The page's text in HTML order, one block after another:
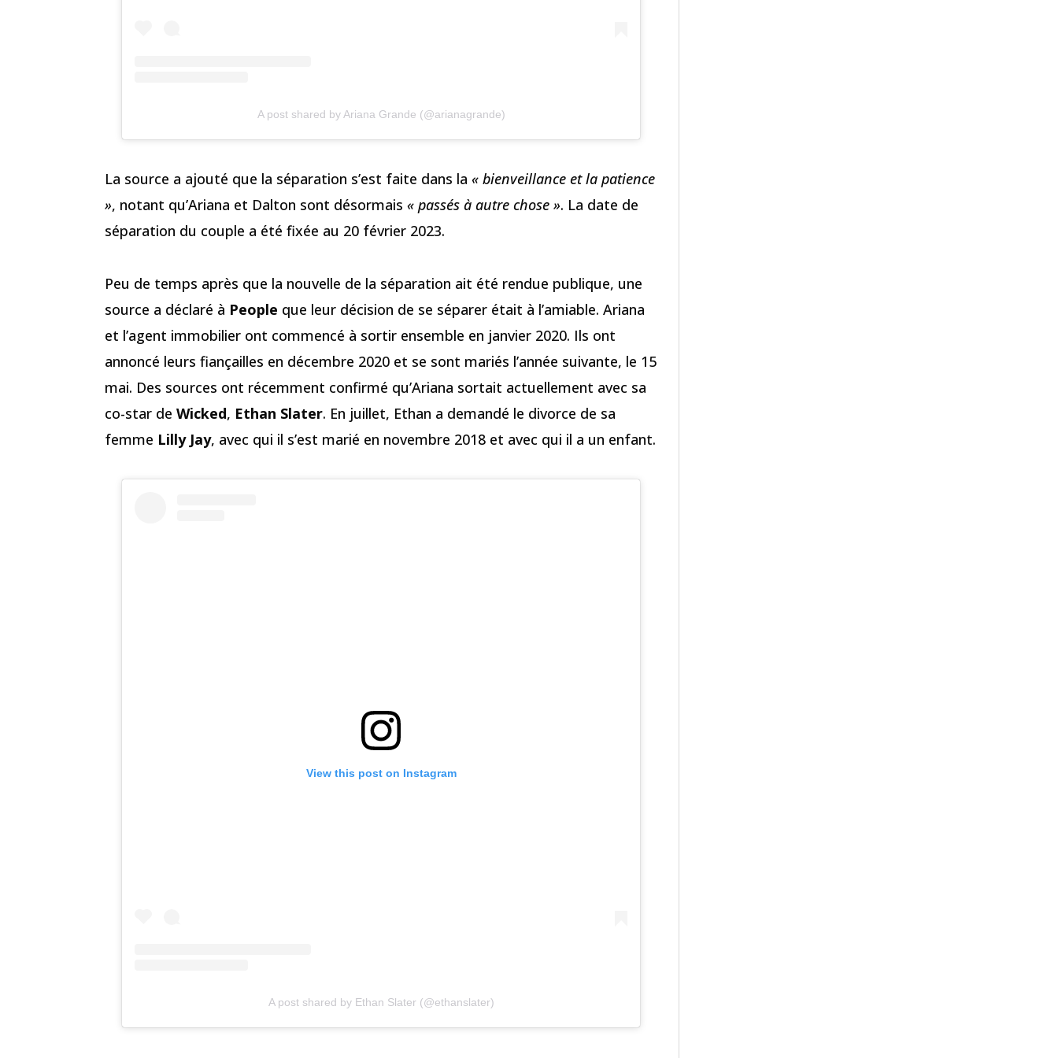
A post shared by Ariana Grande (@arianagrande)
La source a ajouté que la séparation s’est faite dans la « bienveillance et la patience
», notant qu’Ariana et Dalton sont désormais « passés à autre chose ». La date de
séparation du couple a été fixée au 20 février 2023.
Peu de temps après que la nouvelle de la séparation ait été rendue publique, une
source a déclaré à People que leur décision de se séparer était à l’amiable. Ariana
et l’agent immobilier ont commencé à sortir ensemble en janvier 2020. Ils ont
annoncé leurs fiançailles en décembre 2020 et se sont mariés l’année suivante, le 15
mai. Des sources ont récemment confirmé qu’Ariana sortait actuellement avec sa
co-star de Wicked, Ethan Slater. En juillet, Ethan a demandé le divorce de sa
femme Lilly Jay, avec qui il s’est marié en novembre 2018 et avec qui il a un enfant.
View this post on Instagram
A post shared by Ethan Slater (@ethanslater)